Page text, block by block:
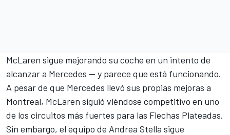
McLaren sigue mejorando su coche en un intento de
alcanzar a Mercedes — y parece que está funcionando.
A pesar de que Mercedes llevó sus propias mejoras a
Montreal, McLaren siguió viéndose competitivo en uno
de los circuitos más fuertes para las Flechas Plateadas.
Sin embargo, el equipo de Andrea Stella sigue